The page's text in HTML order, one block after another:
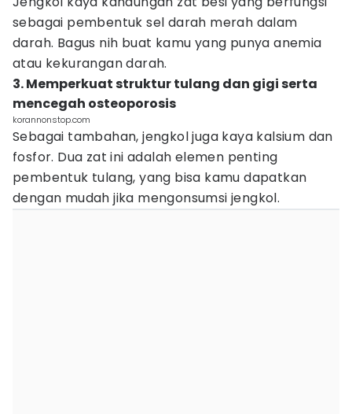
sebagai pembentuk sel darah merah dalam
darah. Bagus nih buat kamu yang punya anemia
atau kekurangan darah.
3. Memperkuat struktur tulang dan gigi serta
mencegah osteoporosis
korannonstop.com
Sebagai tambahan, jengkol juga kaya kalsium dan
fosfor. Dua zat ini adalah elemen penting
pembentuk tulang, yang bisa kamu dapatkan
dengan mudah jika mengonsumsi jengkol.